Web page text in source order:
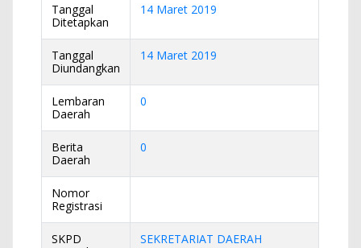
Tanggal
Ditetapkan
14 Maret 2019
Tanggal
Diundangkan
14 Maret 2019
Lembaran
Daerah
0
Berita
Daerah
0
Nomor
Registrasi
SKPD
SEKRETARIAT DAERAH